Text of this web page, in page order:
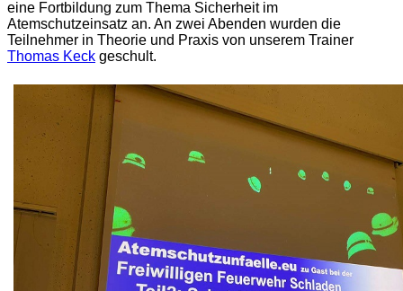
eine Fortbildung zum Thema Sicherheit im
Atemschutzeinsatz an. An zwei Abenden wurden die
Teilnehmer in Theorie und Praxis von unserem Trainer
Thomas Keck geschult.